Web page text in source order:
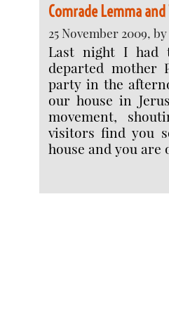
Comrade Lemma
25 November 2009, by
Last night I had
departed mother
party in the
our house in
movement,
visitors find you
house and you